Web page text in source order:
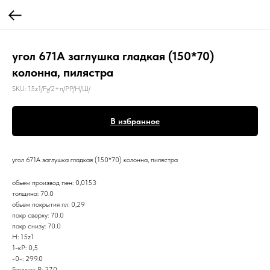
угол 671A заглушка гладкая (150*70)
колонна, пилястра
SKU: 15z1/Fy/2+п/РР/Н/Ш/
В избранное
угол 671A заглушка гладкая (150*70) колонна, пилястра
обьем производ пен: 0,0153
толщина: 70.0
обьем покрытия пл: 0,29
покр сверху: 70.0
покр снизу: 70.0
Н: 15z1
1-кР: 0,5
-0-: 299.0